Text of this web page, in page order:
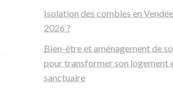
Isolation des combles en
2026 ?
Bien-être et aménagement de
pour transformer son logement
sanctuaire